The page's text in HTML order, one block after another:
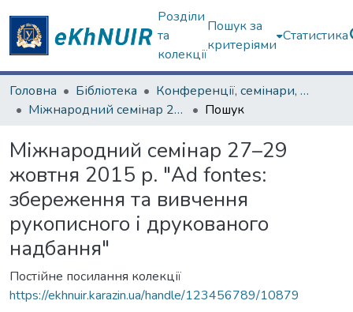
Розділи
та
колекції
Пошук за
критеріями
Статистика
Головна Бібліотека
Конференції, семінари, наради
Міжнародний семінар 27–29 жовтня 2015 р. "Ad fontes: збереження та вивчення рукописного і друкованого надбання"
Пошук
Міжнародний семінар 27–29
жовтня 2015 р. "Ad fontes:
збереження та вивчення
рукописного і друкованого
надбання"
Постійне посилання колекції
https://ekhnuir.karazin.ua/handle/123456789/10879